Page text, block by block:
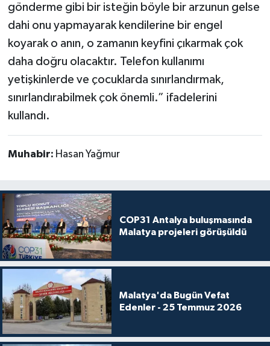
gönderme gibi bir isteğin böyle bir arzunun gelse
dahi onu yapmayarak kendilerine bir engel
koyarak o anın, o zamanın keyfini çıkarmak çok
daha doğru olacaktır. Telefon kullanımı
yetişkinlerde ve çocuklarda sınırlandırmak,
sınırlandırabilmek çok önemli.” ifadelerini
kullandı.
Muhabir: Hasan Yağmur
COP31 Antalya buluşmasında
Malatya projeleri görüşüldü
Malatya'da Bugün Vefat
Edenler - 25 Temmuz 2026